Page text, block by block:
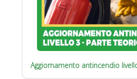
Aggiornamento antincendio